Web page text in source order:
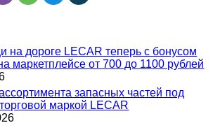
на дороге LECAR теперь с бонусом
маркетплейсе от 700 до 1100 рублей
запасных частей под
маркой LECAR